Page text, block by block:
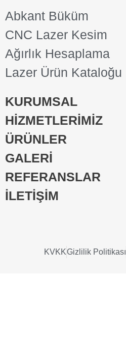
Abkant Büküm
CNC Lazer Kesim
Ağırlık Hesaplama
Lazer Ürün Kataloğu
KURUMSAL
HİZMETLERİMİZ
ÜRÜNLER
GALERİ
REFERANSLAR
İLETİŞİM
KVKKGizlilik Politikası